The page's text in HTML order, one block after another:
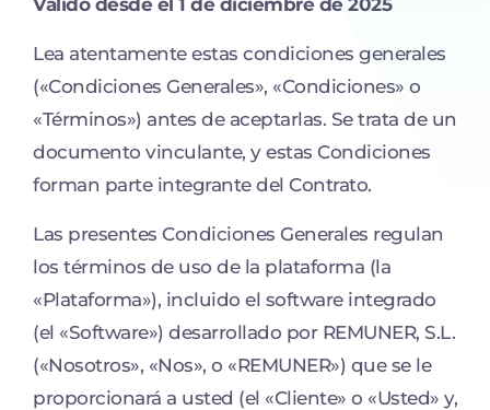
Válido desde el 1 de diciembre de 2025
Lea atentamente estas condiciones generales
(«Condiciones Generales», «Condiciones» o
«Términos») antes de aceptarlas. Se trata de un
documento vinculante, y estas Condiciones
forman parte integrante del Contrato.
Las presentes Condiciones Generales regulan
los términos de uso de la plataforma (la
«Plataforma»), incluido el software integrado
(el «Software») desarrollado por REMUNER, S.L.
(«Nosotros», «Nos», o «REMUNER») que se le
proporcionará a usted (el «Cliente» o «Usted» y,